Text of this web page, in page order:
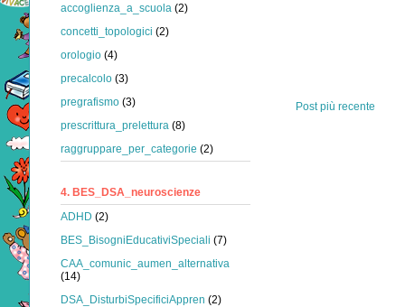
Post più recente
accoglienza_a_scuola (2)
concetti_topologici (2)
orologio (4)
precalcolo (3)
pregrafismo (3)
prescrittura_prelettura (8)
raggruppare_per_categorie (2)
4. BES_DSA_neuroscienze
ADHD (2)
BES_BisogniEducativiSpeciali (7)
CAA_comunic_aumen_alternativa
(14)
DSA_DisturbiSpecificiAppren (2)